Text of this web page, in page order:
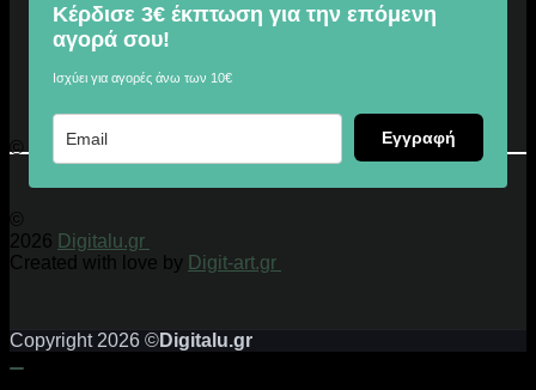
Κέρδισε 3€ έκπτωση για την επόμενη
αγορά σου!
Ισχύει για αγορές άνω των 10€
Εγγραφή
© 2026 Digitalu.gr
©
2026 Digitalu.gr
Created with love by Digit-art.gr
Copyright 2026 ©Digitalu.gr